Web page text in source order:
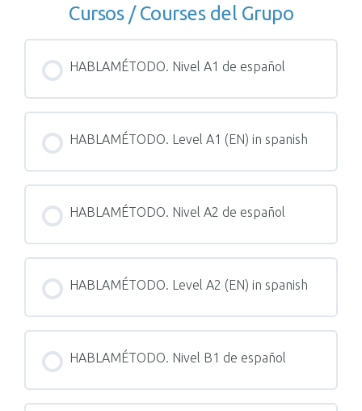
Cursos / Courses del Grupo
HABLAMÉTODO. Nivel A1 de español
0% COMPLETADO 0/0 pasos
HABLAMÉTODO. Level A1 (EN) in spanish
0% COMPLETADO 0/0 pasos
HABLAMÉTODO. Nivel A2 de español
0% COMPLETADO 0/0 pasos
HABLAMÉTODO. Level A2 (EN) in spanish
0% COMPLETADO 0/0 pasos
HABLAMÉTODO. Nivel B1 de español